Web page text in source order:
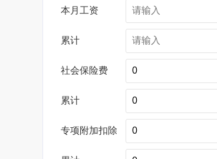
本月工资
累计
社会保险费
累计
专项附加扣除